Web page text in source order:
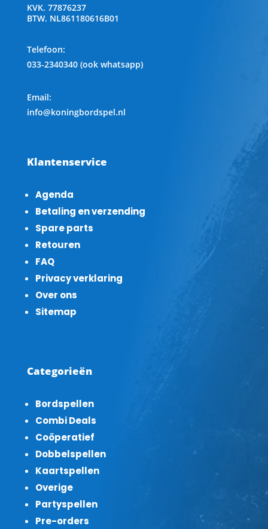
KVK. 77876237
BTW. NL861180616B01
Telefoon:
033-2340340 (ook whatsapp)
Email:
info@koningbordspel.nl
Klantenservice
Agenda
Betaling en verzending
Spare parts
Retouren
FAQ
Privacy verklaring
Over ons
Sitemap
Categorieën
Bordspellen
Combi Deals
Coöperatief
Dobbelspellen
Kaartspellen
Overige
Partyspellen
Pre-orders